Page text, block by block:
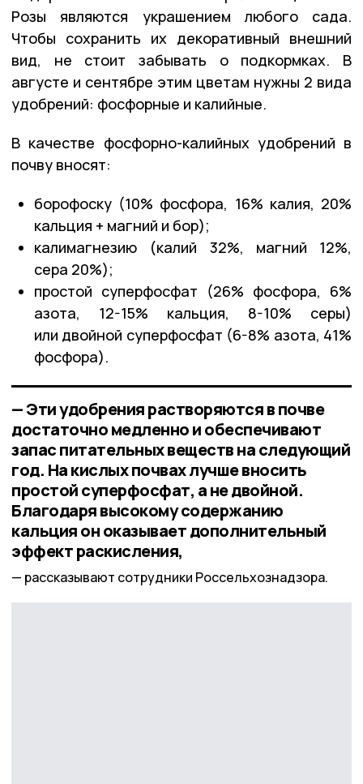
Розы являются украшением любого сада.
Чтобы сохранить их декоративный внешний
вид, не стоит забывать о подкормках.
В
августе и сентябре этим цветам нужны 2 вида
удобрений: фосфорные и калийные.
В качестве фосфорно-калийных удобрений в
почву вносят:
борофоску (10% фосфора, 16% калия, 20%
кальция + магний и бор);
калимагнезию (калий 32%, магний 12%,
сера 20%);
простой суперфосфат (26% фосфора, 6%
азота, 12-15% кальция, 8-10% серы)
или двойной суперфосфат (6-8% азота, 41%
фосфора).
— Эти удобрения растворяются в почве
достаточно медленно и обеспечивают
запас питательных веществ на следующий
год. На кислых почвах лучше вносить
простой суперфосфат, а не двойной.
Благодаря высокому содержанию
кальция он оказывает дополнительный
эффект раскисления,
рассказывают сотрудники Россельхознадзора.